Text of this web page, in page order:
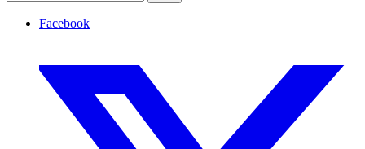
Facebook